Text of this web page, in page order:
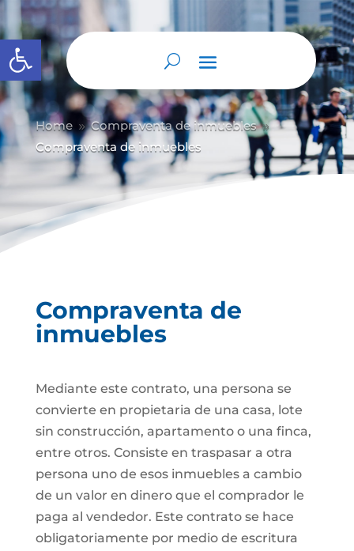
Abrir barra de herramientas
Home 9 Compraventa de inmuebles 9
Compraventa de inmuebles
Compraventa de
inmuebles
Mediante este contrato, una persona se
convierte en propietaria de una casa, lote
sin construcción, apartamento o una finca,
entre otros. Consiste en traspasar a otra
persona uno de esos inmuebles a cambio
de un valor en dinero que el comprador le
paga al vendedor. Este contrato se hace
obligatoriamente por medio de escritura